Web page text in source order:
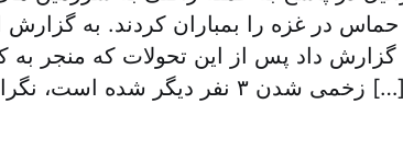
در غزه را بمباران کردند. به گزارش
داد پس از این تحولات که منجر
دیگر شده است، نگرانی ها درباره افزایش تنش […]